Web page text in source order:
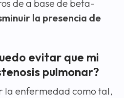
de a base de beta-
la presencia de
evitar que mi
pulmonar?
la enfermedad como tal,